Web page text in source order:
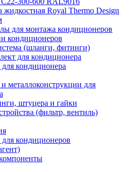
жидкостная Royal Thermo Design
для монтажа кондиционеров
кондиционеров
(шланги, фитинги)
для кондиционера
кондиционера
металлоконструкции для
штуцера и гайки
(фильтр, вентиль)
кондиционеров